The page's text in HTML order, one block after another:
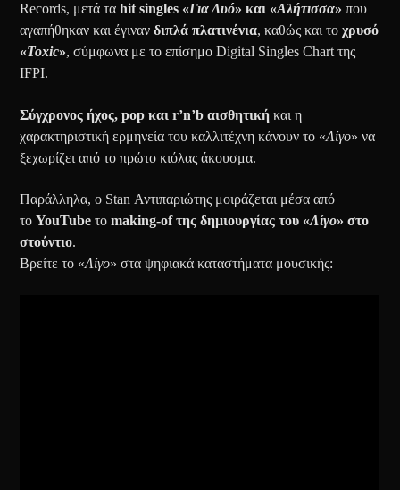
Records, μετά τα hit singles «Για Δυό» και «Αλήτισσα» που
αγαπήθηκαν και έγινανδιπλά πλατινένια, καθώς και το χρυσό
«Toxic», σύμφωνα με το επίσημο Digital Singles Chart της
IFPI.
Σύγχρονος ήχος, pop και r’n’b αισθητική και η
χαρακτηριστική ερμηνεία του καλλιτέχνη κάνουν το «Λίγο» να
ξεχωρίζει από το πρώτο κιόλας άκουσμα.
Παράλληλα, ο Stan Αντιπαριώτης μοιράζεται μέσα από
το YouTube τοmaking-of της δημιουργίας του «Λίγο» στο
στούντιο.
Βρείτε το «Λίγο» στα ψηφιακά καταστήματα μουσικής: